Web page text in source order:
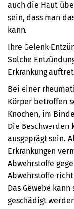
auch die Haut
sein, dass man
kann.
Ihre Gelenk-
Solche
Erkrankung
Bei einer
Körper betroffen
Knochen, im
Die Beschwerden
ausgeprägt sein.
Erkrankungen
Abwehrstoffe
Abwehrstoffe
Das Gewebe
geschädigt